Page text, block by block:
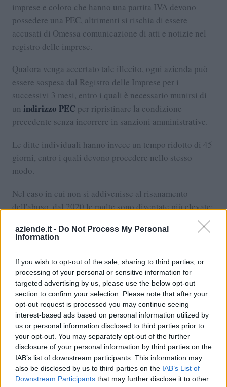
aziende.it - Do Not Process My Personal
Information
If you wish to opt-out of the sale, sharing to third parties, or
processing of your personal or sensitive information for
targeted advertising by us, please use the below opt-out
section to confirm your selection. Please note that after your
opt-out request is processed you may continue seeing
interest-based ads based on personal information utilized by
us or personal information disclosed to third parties prior to
your opt-out. You may separately opt-out of the further
disclosure of your personal information by third parties on the
IAB’s list of downstream participants. This information may
also be disclosed by us to third parties on the IAB’s List of
Downstream Participants that may further disclose it to other
imprese e coloro che hanno una partita IVA devono
possedere una PEC, altrimenti si rischia di essere
accusati di Omessa comunicazione di atti e notizie nel
registro delle imprese.
Qualora venga accertato tale illecito, ogni azienda può
essere sospesa dal Registro delle Imprese per i
successivi 3 mesi, entro i quali è necessario munirsi di
un indirizzo PEC per ripristinare la condizione
precedente senza incorrere in sanzioni amministrative.
Le ditte individuali hanno invece un tempo ridotto di 45
giorni, entro i quali devono procedere nello stesso
modo.
Nel caso in cui non si addivenisse al risanamento
dell'abuso, dal 2020 le multe sono diventate più elevate:
per le società vanno da 206 a 2064 euro, per le imprese
individuali da 30 a 1548 euro.
periodicamente, pagando i costi per il suo
mantenimento.
Nel caso in cui non si procedesse al rinnovo, la PEC non
sarà più abilitata alla ricezione e si potrà incorrere nelle
sanzioni amministrative che abbiamo appena citato.
Per verificare di essere in regola e se si hanno dubbi
sullacorretta comunicazione al Registro delle
Imprese, è possibile eseguire un controllo accedendo al